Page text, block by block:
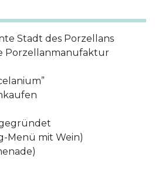
Stadt des Porzellans
Porzellanmanufaktur
gegründet
Menü mit Wein)